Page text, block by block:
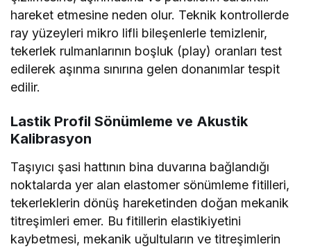
hareket etmesine neden olur. Teknik kontrollerde
ray yüzeyleri mikro lifli bileşenlerle temizlenir,
tekerlek rulmanlarının boşluk (play) oranları test
edilerek aşınma sınırına gelen donanımlar tespit
edilir.
Lastik Profil Sönümleme ve Akustik
Kalibrasyon
Taşıyıcı şasi hattının bina duvarına bağlandığı
noktalarda yer alan elastomer sönümleme fitilleri,
tekerleklerin dönüş hareketinden doğan mekanik
titreşimleri emer. Bu fitillerin elastikiyetini
kaybetmesi, mekanik uğultuların ve titreşimlerin